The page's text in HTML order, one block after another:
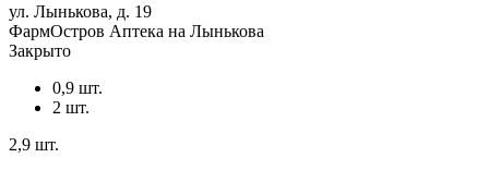
ул. Лынькова, д. 19
ФармОстров Аптека на Лынькова
Закрыто
0,9 шт.
2 шт.
2,9 шт.